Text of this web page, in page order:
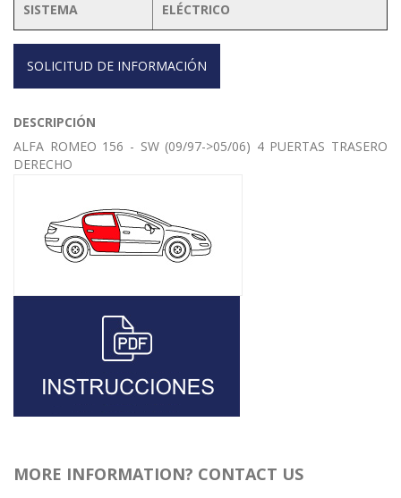
SISTEMA ELÉCTRICO
SOLICITUD DE INFORMACIÓN
DESCRIPCIÓN
ALFA ROMEO 156 - SW (09/97->05/06) 4 PUERTAS TRASERO
DERECHO
MORE INFORMATION? CONTACT US